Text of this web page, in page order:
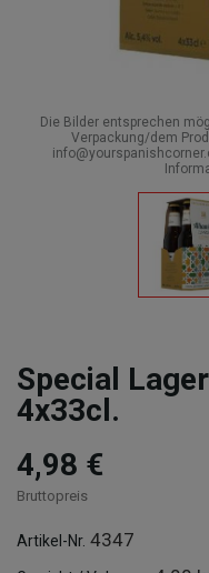
Die Bilder entsprechen
Verpackung/dem
Special
4x33cl.
4,98 €
Bruttopreis
Artikel-Nr. 4347